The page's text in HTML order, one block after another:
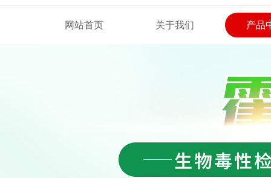
网站首页 关于我们 产品